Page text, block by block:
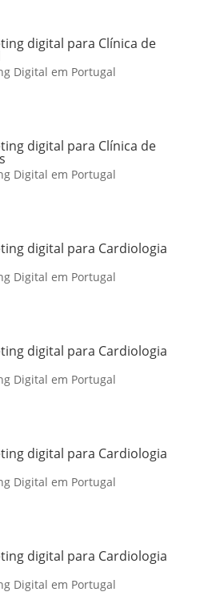
digital para Clínica de
Digital em Portugal
digital para Clínica de
Digital em Portugal
digital para Cardiologia
Digital em Portugal
digital para Cardiologia
Digital em Portugal
digital para Cardiologia
Digital em Portugal
digital para Cardiologia
Digital em Portugal